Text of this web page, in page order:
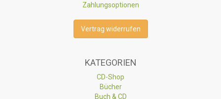
Zahlungsoptionen
Vertrag widerrufen
KATEGORIEN
CD-Shop
Bücher
Buch & CD